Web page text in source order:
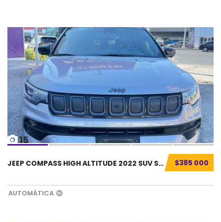
15
$385 000
JEEP COMPASS HIGH ALTITUDE 2022 SUV SEMINUEV...
AUTOMÁTICA